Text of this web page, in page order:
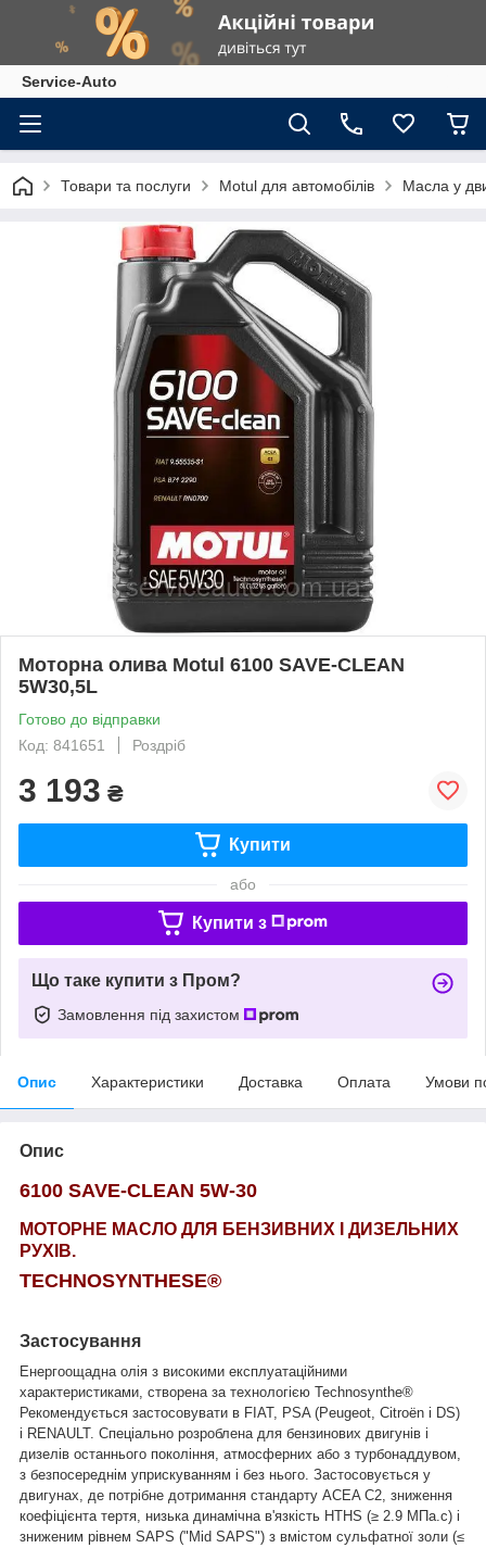
Service-Auto
Товари та послуги Motul для автомобілів Масла у
Моторна олива Motul 6100 SAVE-CLEAN
5W30,5L
Готово до відправки
Код: 841651
Роздріб
3 193 ₴
Купити
або
Купити з
Що таке купити з Пром?
Замовлення під захистом
Опис Характеристики Доставка Оплата Умови
Опис
6100 SAVE-CLEAN 5W-30
МОТОРНЕ МАСЛО ДЛЯ БЕНЗИВНИХ
І ДИЗЕЛЬНИХ
РУХІВ.
TECHNOSYNTHESE®
Застосування
Енергоощадна олія з високими експлуатаційними
характеристиками, створена за технологією Technosynthe®
Рекомендується застосовувати в FIAT, PSA (Peugeot, Citroën і DS)
і RENAULT. Спеціально розроблена для бензинових двигунів і
дизелів останнього покоління, атмосферних або з турбонаддувом,
з безпосереднім уприскуванням і без нього. Застосовується у
двигунах, де потрібне дотримання стандарту ACEA C2, зниження
коефіцієнта тертя, низька динамічна в'язкість HTHS (≥ 2.9 МПa.с) і
зниженим рівнем SAPS ("Mid SAPS") з вмістом сульфатної золи (≤